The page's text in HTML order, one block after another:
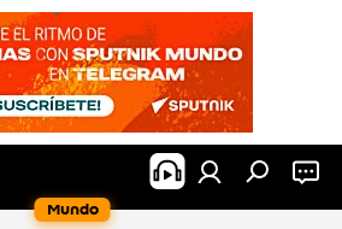
Mundo